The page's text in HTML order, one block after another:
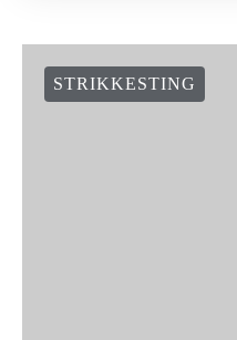
STRIKKESTING